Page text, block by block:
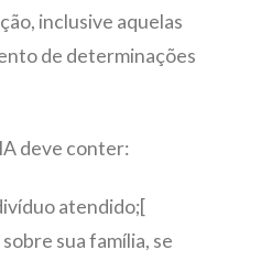
inclusive aquelas
de determinações
deve conter:
atendido;[
sua família, se